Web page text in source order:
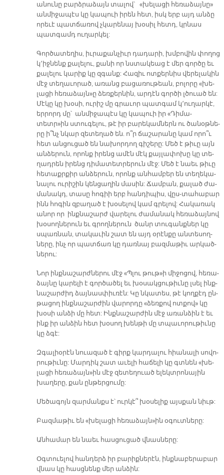
ա­նու­նը բարձ­րա­ձայն տա­լով՝ «խե­լա­ցի հե­ռա­ձայ­նը»
ան­մի­ջա­պէս կը կա­պուի ի­րեն հետ, իսկ երբ այդ ան­ձը
ո­րե­ւէ պատ­ճա­ռով չկա­րե­նայ խօ­սիլ հետդ, կրնաս
պատ­գամդ ու­ղար­կել:
Գոր­ծա­տե­ղիս, իւ­րա­քան­չիւր դա­դա­րի, խմբո­վին փո­ղոց
կ՚իջ­նենք քա­լե­լու, քա­նի որ նստա­կեաց է մեր գոր­ծը եւ
քա­լե­լու կա­րիք կը զգանք: Հա­զիւ ոտ­քեր­նիս վե­րե­լա­կին
մէջ տե­ղա­ւո­րած, ա­ռանց բա­ցա­ռու­թեան, բո­լո­րը «խե­
լա­ցի հե­ռա­ձայն»ը ձեռ­քեր­նին, ար­դէն գոր­ծի լծուած են:
Մէ­կը կը խօ­սի, ու­րիշ մը գրա­ւոր պատ­գամ կ՚ու­ղար­կէ,
եր­րորդ մը՝ ան­մի­ջա­պէս կը կապուի իր «Դի­մա­
տետր»ին ստու­գե­լու, թէ իր բա­րե­կամ­ներն ու ծա­նօթ­նե­
րը ի՞նչ նկար զե­տե­ղած են. ո՞ր ճա­շա­րա­նը կամ ո­րո՞ւ
հետ ան­ցու­ցած են նա­խոր­դող գի­շե­րը: Մեծ է թի­ւը այն
ան­ձե­րուն, ո­րոնք ի­րենց ա­մէն մէկ քայ­լա­փո­խը կը տե­
ղադ­րեն ի­րենց դի­մա­տետ­րե­րուն մէջ: Մեծ է նաեւ թի­ւը
հե­տաքր­քիր ան­ձե­րուն, ո­րոնք ան­համ­բեր են տե­ղե­կա­
նա­լու ու­րի­շին կեն­ցա­ղին մա­սին: Ճամ­բան, քա­լած ժա­
մա­նակդ, տասը հո­գիի երբ հան­դի­պիս, վըս-տա­հա­բար
ինն հո­գին զբա­ղած է խօ­սե­լով կամ գրե­լով: Հա­կա­ռակ
ա­նոր որ ինք­նա­շարժ վա­րե­լու ժա­մա­նակ հե­ռա­ձայ­նով
խօ­սող­նե­րուն եւ գրող­նե­րուն ծանր տու­գանք­ներ կը
սպառ­նան, տա­կա­ւին շատ են այդ օ­րէն­քը ան­տե­սող­
նե­րը, ինչ որ պատ­ճառ կը դառ­նայ բազ­մա­թիւ ար­կած­
նե­րու:
Նոր ինք­նա­շարժ­նե­րու մէջ «Պլու թութ»ի մի­ջո­ցով, հե­ռա­
ձայ­նը կա­րե­լի է գոր­ծա­ծել եւ խօ­սակ­ցու­թիւ­նը լսել ինք­
նա­շար­ժիդ ձայ­նաս­փիւ­ռէն: Կը նկա­տես, թէ կող­քէդ ըն­
թա­ցող ինք­նա­շար­ժին վա­րոր­դը «ձեռ­քով ոտ­քով» կը
խօ­սի ան­ձի մը հետ: Ինք­նա­շար­ժին մէջ ա­ռան­ձին է եւ
ինք իր ան­ձին հետ խօ­սող խեն­թի մը տպա­ւո­րու­թիւ­նը
կը ձգէ:
Զգա­լիօ­րէն նուա­զած է գիրք կար­դա­լու հիա­նա­լի սո­վո­
րու­թիւ­նը: Մար­դիկ շատ ա­ւե­լի հա­ճե­լի կը գտնեն «խե­
լա­ցի հե­ռա­ձայն»ին մէջ զե­տե­ղուած ե­լեկտ­րո­նա­յին
խա­ղե­րը, քան ըն­թեր­ցու­մը:
Մե­ծա­գոյն զար­մանքս է՝ ուր­կէ՞ խօ­սե­լիք այս­քան նիւթ:
Բազ­մա­թիւ են «խե­լա­ցի հե­ռա­ձայն»ին օ­գուտ­նե­րը:
Ան­հա­մար են նաեւ հաս­ցու­ցած վնաս­նե­րը:
Օգ­տուե­լով հան­դերձ իր բա­րիք­նե­րէն, ինք­նա­բե­րա­բար
վնաս կը հասց­նենք մեր ան­ձին: